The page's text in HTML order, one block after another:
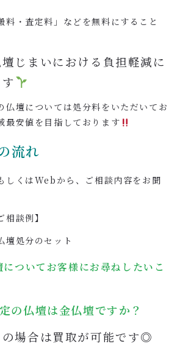
料・査定料」などを無料にすること
じまいにおける負担軽減に
仏壇については処分料をいただいてお
最安値を目指しております
流れ
しくはWebから、ご相談内容をお聞
相談例】
壇処分のセット
ついてお客様にお尋ねしたいこ
の仏壇は金仏壇ですか？
の場合は買取が可能です◎